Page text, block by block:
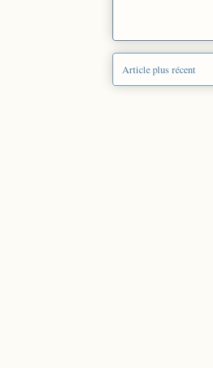
Article plus récent